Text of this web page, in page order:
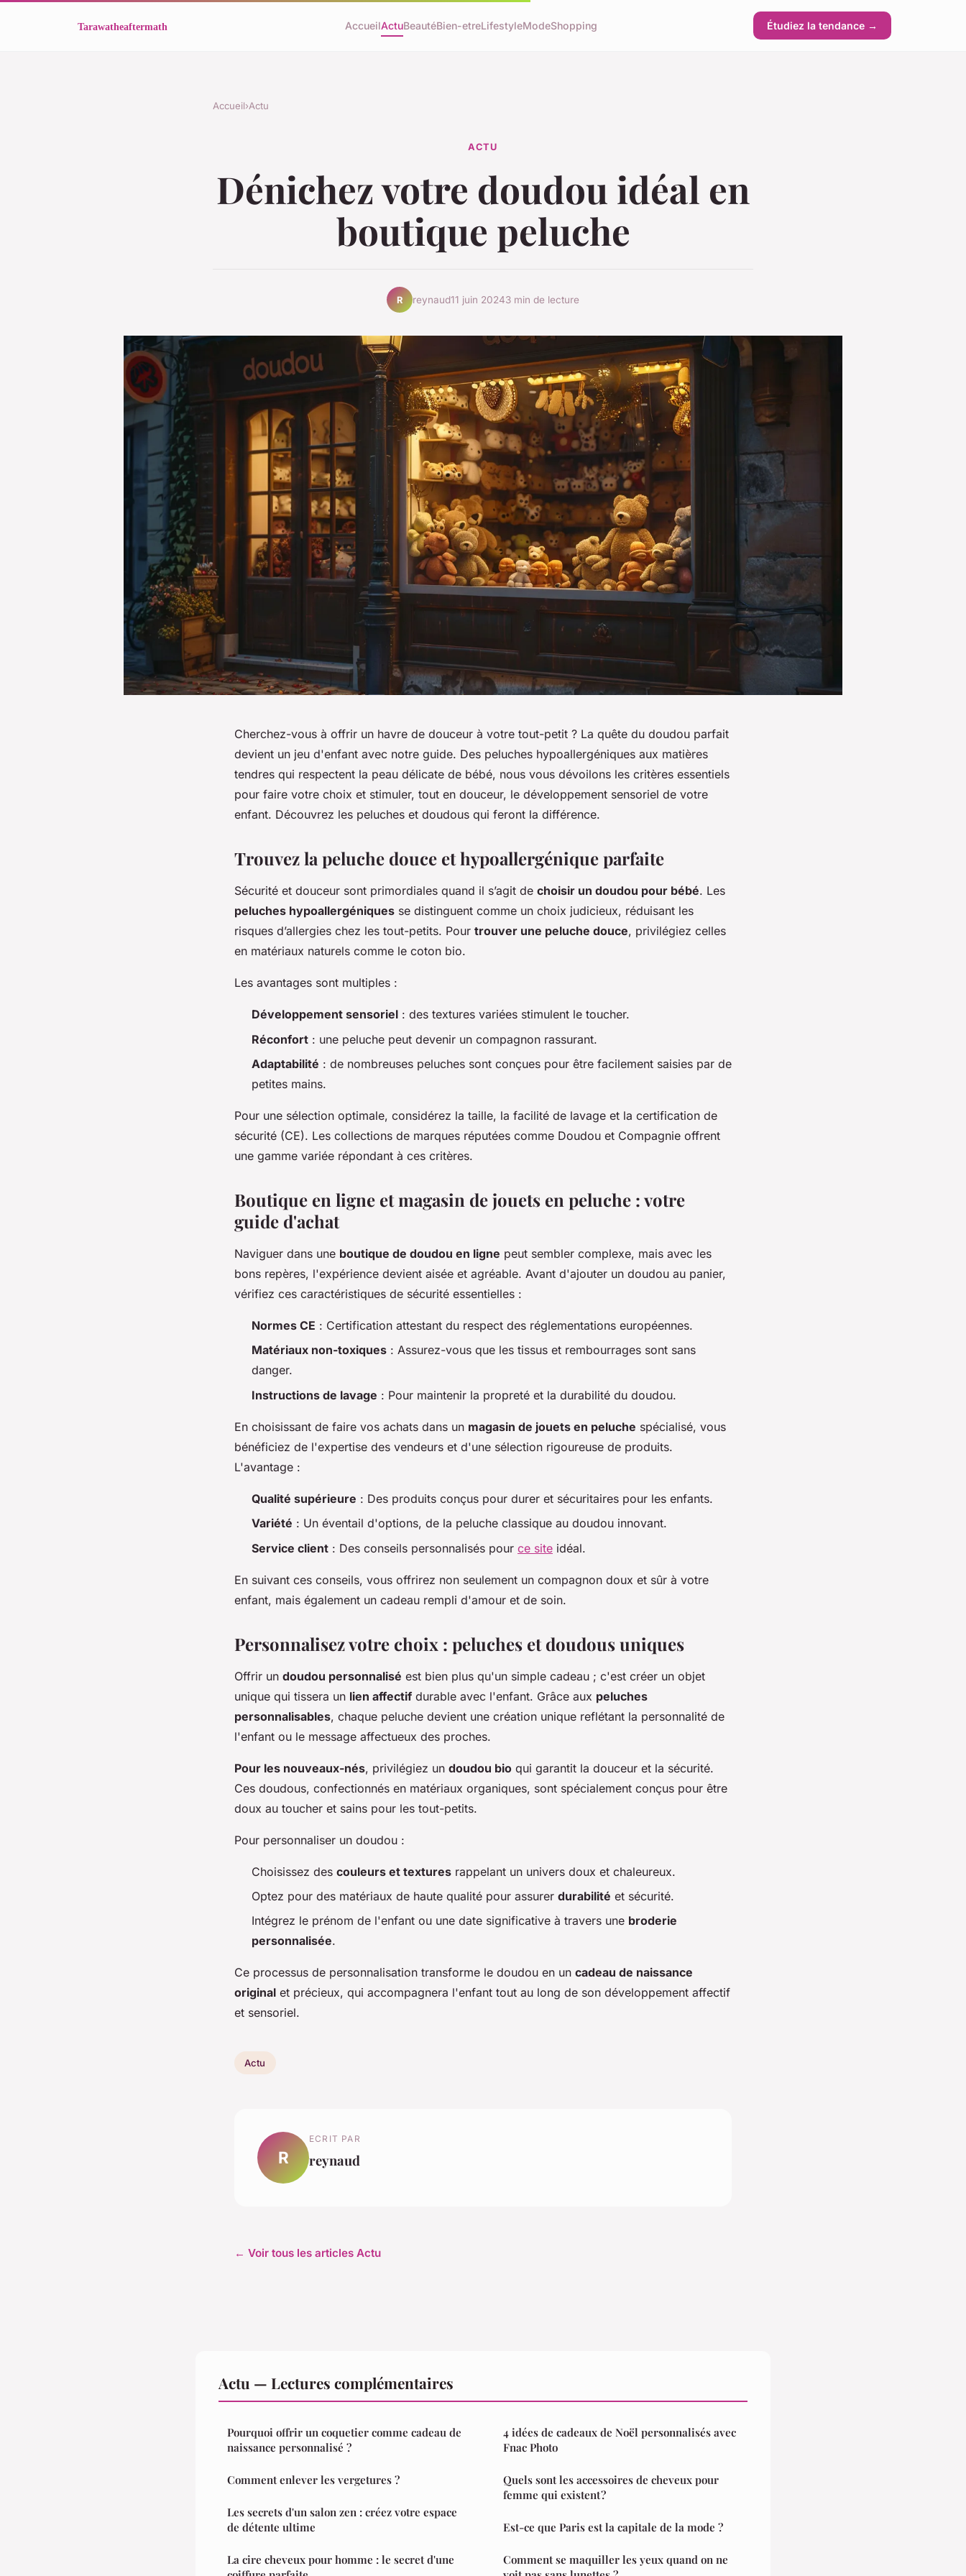
AccueilActuBeautéBien-etreLifestyleModeShopping Étudiez la tendance →
Accueil›Actu
ACTU
Dénichez votre doudou idéal en
boutique peluche
R reynaud11 juin 20243 min de lecture
Cherchez-vous à offrir un havre de douceur à votre tout-petit ? La quête du doudou parfait
devient un jeu d'enfant avec notre guide. Des peluches hypoallergéniques aux matières
tendres qui respectent la peau délicate de bébé, nous vous dévoilons les critères essentiels
pour faire votre choix et stimuler, tout en douceur, le développement sensoriel de votre
enfant. Découvrez les peluches et doudous qui feront la différence.
Trouvez la peluche douce et hypoallergénique parfaite
Sécurité et douceur sont primordiales quand il s’agit de choisir un doudou pour bébé. Les
peluches hypoallergéniques se distinguent comme un choix judicieux, réduisant les
risques d’allergies chez les tout-petits. Pour trouver une peluche douce, privilégiez celles
en matériaux naturels comme le coton bio.
Les avantages sont multiples :
Développement sensoriel : des textures variées stimulent le toucher.
Réconfort : une peluche peut devenir un compagnon rassurant.
Adaptabilité : de nombreuses peluches sont conçues pour être facilement saisies par de
petites mains.
Pour une sélection optimale, considérez la taille, la facilité de lavage et la certification de
sécurité (CE). Les collections de marques réputées comme Doudou et Compagnie offrent
une gamme variée répondant à ces critères.
Boutique en ligne et magasin de jouets en peluche : votre
guide d'achat
Naviguer dans une boutique de doudou en ligne peut sembler complexe, mais avec les
bons repères, l'expérience devient aisée et agréable. Avant d'ajouter un doudou au panier,
vérifiez ces caractéristiques de sécurité essentielles :
Normes CE : Certification attestant du respect des réglementations européennes.
Matériaux non-toxiques : Assurez-vous que les tissus et rembourrages sont sans
danger.
Instructions de lavage : Pour maintenir la propreté et la durabilité du doudou.
En choisissant de faire vos achats dans un magasin de jouets en peluche spécialisé, vous
bénéficiez de l'expertise des vendeurs et d'une sélection rigoureuse de produits.
L'avantage :
Qualité supérieure : Des produits conçus pour durer et sécuritaires pour les enfants.
Variété : Un éventail d'options, de la peluche classique au doudou innovant.
Service client : Des conseils personnalisés pour ce site idéal.
En suivant ces conseils, vous offrirez non seulement un compagnon doux et sûr à votre
enfant, mais également un cadeau rempli d'amour et de soin.
Personnalisez votre choix : peluches et doudous uniques
Offrir un doudou personnalisé est bien plus qu'un simple cadeau ; c'est créer un objet
unique qui tissera un lien affectif durable avec l'enfant. Grâce aux peluches
personnalisables, chaque peluche devient une création unique reflétant la personnalité de
l'enfant ou le message affectueux des proches.
Pour les nouveaux-nés, privilégiez un doudou bio qui garantit la douceur et la sécurité.
Ces doudous, confectionnés en matériaux organiques, sont spécialement conçus pour être
doux au toucher et sains pour les tout-petits.
Pour personnaliser un doudou :
Choisissez des couleurs et textures rappelant un univers doux et chaleureux.
Optez pour des matériaux de haute qualité pour assurer durabilité et sécurité.
Intégrez le prénom de l'enfant ou une date significative à travers une broderie
personnalisée.
Ce processus de personnalisation transforme le doudou en un cadeau de naissance
original et précieux, qui accompagnera l'enfant tout au long de son développement affectif
et sensoriel.
Actu
R
ECRIT PAR
reynaud
← Voir tous les articles Actu
Actu — Lectures complémentaires
Pourquoi offrir un coquetier comme cadeau de
naissance personnalisé ?
Comment enlever les vergetures ?
Les secrets d'un salon zen : créez votre espace
de détente ultime
La cire cheveux pour homme : le secret d'une
4 idées de cadeaux de Noël personnalisés avec
Fnac Photo
Quels sont les accessoires de cheveux pour
femme qui existent ?
Est-ce que Paris est la capitale de la mode ?
Comment se maquiller les yeux quand on ne